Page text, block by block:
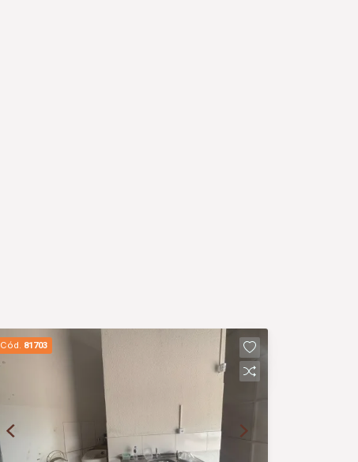
Cód. 81703